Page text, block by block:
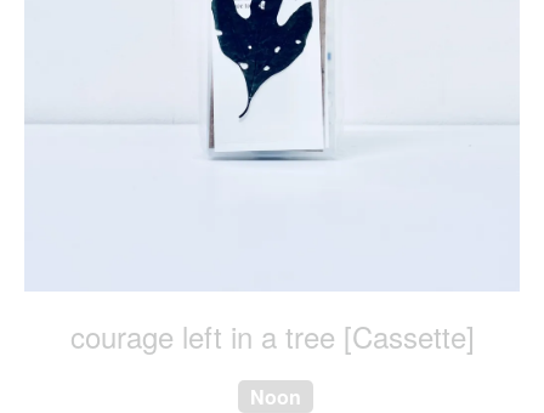
courage left in a tree [Cassette]
Noon